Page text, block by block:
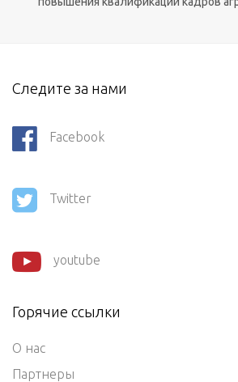
Следите за нами
Facebook
Twitter
youtube
Горячие ссылки
О нас
Партнеры